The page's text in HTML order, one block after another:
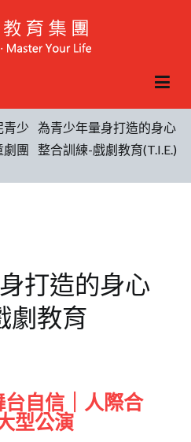
青少
劇團
為青少年量身打造的身心
整合訓練-戲劇教育(T.I.E.)
打造的身心
劇教育
自信｜人際合
型公演